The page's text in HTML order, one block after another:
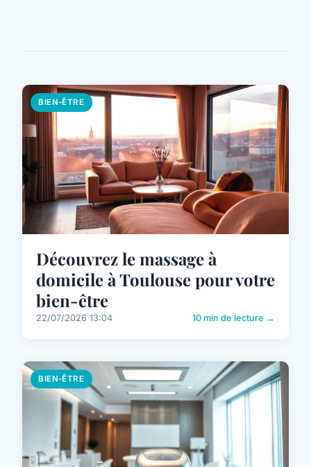
BIEN-ÊTRE
Découvrez le massage à
domicile à Toulouse pour votre
bien-être
22/07/2026 13:04 10 min de lecture →
BIEN-ÊTRE